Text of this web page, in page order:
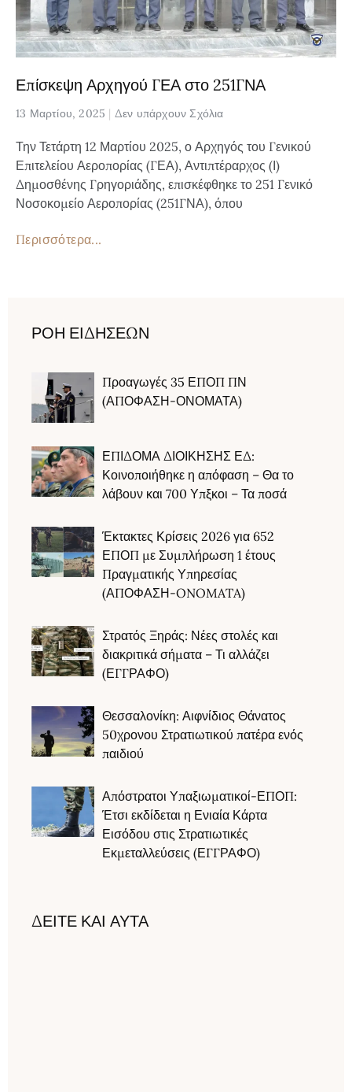
Επίσκεψη Αρχηγού ΓΕΑ στο 251ΓΝΑ
13 Μαρτίου, 2025 Δεν υπάρχουν Σχόλια
Την Τετάρτη 12 Μαρτίου 2025, ο Αρχηγός του Γενικού
Επιτελείου Αεροπορίας (ΓΕΑ), Αντιπτέραρχος (Ι)
Δημοσθένης Γρηγοριάδης, επισκέφθηκε το 251 Γενικό
Νοσοκομείο Αεροπορίας (251ΓΝΑ), όπου
Περισσότερα...
ΡΟΗ ΕΙΔΗΣΕΩΝ
Προαγωγές 35 ΕΠΟΠ ΠΝ
(ΑΠΟΦΑΣΗ-ΟΝΟΜΑΤΑ)
ΕΠΙΔΟΜΑ ΔΙΟΙΚΗΣΗΣ ΕΔ:
Κοινοποιήθηκε η απόφαση – Θα το
λάβουν και 700 Υπξκοι – Τα ποσά
Έκτακτες Κρίσεις 2026 για 652
ΕΠΟΠ με Συμπλήρωση 1 έτους
Πραγματικής Υπηρεσίας
(ΑΠΟΦΑΣΗ-ONOMATA)
Στρατός Ξηράς: Νέες στολές και
διακριτικά σήματα – Τι αλλάζει
(ΕΓΓΡΑΦΟ)
Θεσσαλονίκη: Αιφνίδιος Θάνατος
50χρονου Στρατιωτικού πατέρα ενός
παιδιού
Απόστρατοι Υπαξιωματικοί-ΕΠΟΠ:
Έτσι εκδίδεται η Ενιαία Κάρτα
Εισόδου στις Στρατιωτικές
Εκμεταλλεύσεις (ΕΓΓΡΑΦΟ)
ΔΕΙΤΕ ΚΑΙ ΑΥΤΑ